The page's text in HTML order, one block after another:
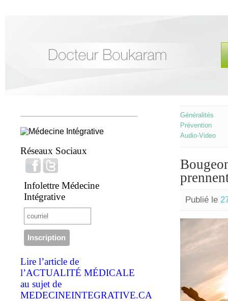
Réseaux Sociaux
Infolettre Médecine
Intégrative
Lire l’article de
l’ACTUALITÉ MÉDICALE
au sujet de
MEDECINEINTEGRATIVE.CA
Généralités
Prévention
Audio-Video
Publié le